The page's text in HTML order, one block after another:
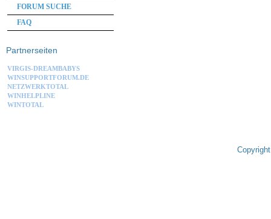
FORUM SUCHE
FAQ
Partnerseiten
VIRGIS-DREAMBABYS
WINSUPPORTFORUM.DE
NETZWERKTOTAL
WINHELPLINE
WINTOTAL